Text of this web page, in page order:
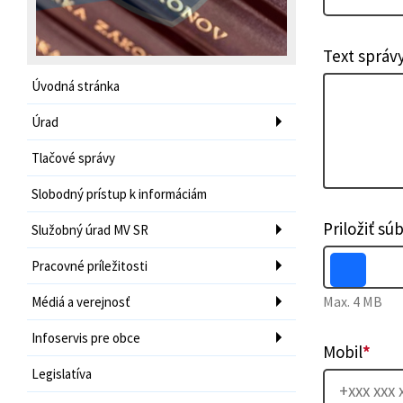
Úvodná stránka
Úrad
Tlačové správy
Slobodný prístup k informáciám
Služobný úrad MV SR
Pracovné príležitosti
Médiá a verejnosť
Infoservis pre obce
Legislatíva
Text
Priložiť
Max. 4 MB
Mobil*